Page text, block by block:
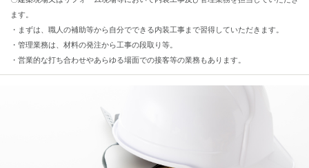
ます。
・まずは、職人の補助等から自分でできる内装工事まで習得していただきます。
・管理業務は、材料の発注から工事の段取り等。
・営業的な打ち合わせやあらゆる場面での接客等の業務もあります。